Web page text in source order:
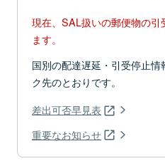
現在、SAL扱いの郵便物の
ます。
国別の配達遅延・引受停止
ク先のとおりです。
差出可否早見表
重要なお知らせ